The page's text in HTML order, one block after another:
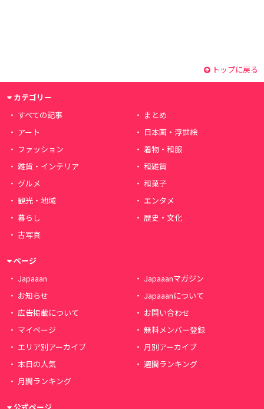
トップに戻る
カテゴリー
すべての記事
まとめ
アート
日本画・浮世絵
ファッション
着物・和服
雑貨・インテリア
和雑貨
グルメ
和菓子
観光・地域
エンタメ
暮らし
歴史・文化
古写真
ページ
Japaaan
Japaaanマガジン
お知らせ
Japaaanについて
広告掲載について
お問い合わせ
マイページ
無料メンバー登録
エリア別アーカイブ
月別アーカイブ
本日の人気
週間ランキング
月間ランキング